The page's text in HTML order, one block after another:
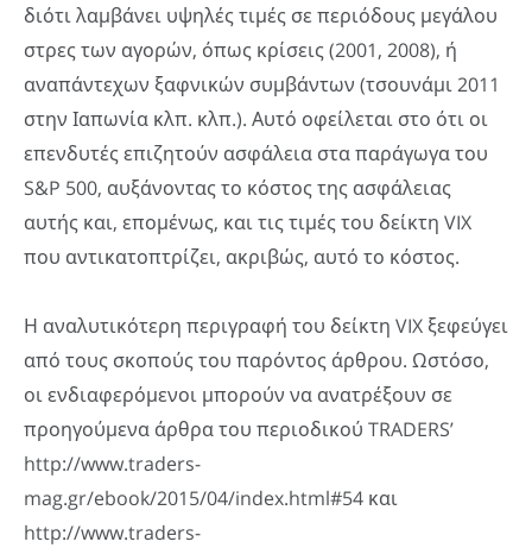
διότι λαμβάνει υψηλές τιμές σε περιόδους μεγάλου
στρες των αγορών, όπως κρίσεις (2001, 2008), ή
αναπάντεχων ξαφνικών συμβάντων (τσουνάμι 2011
στην Ιαπωνία κλπ. κλπ.). Αυτό οφείλεται στο ότι οι
επενδυτές επιζητούν ασφάλεια στα παράγωγα του
S&P 500, αυξάνοντας το κόστος της ασφάλειας
αυτής και, επομένως, και τις τιμές του δείκτη VIX
που αντικατοπτρίζει, ακριβώς, αυτό το κόστος.
Η αναλυτικότερη περιγραφή του δείκτη VIX ξεφεύγει
από τους σκοπούς του παρόντος άρθρου. Ωστόσο,
οι ενδιαφερόμενοι μπορούν να ανατρέξουν σε
προηγούμενα άρθρα του περιοδικού TRADERS’
http://www.traders-
mag.gr/ebook/2015/04/index.html#54 και
http://www.traders-